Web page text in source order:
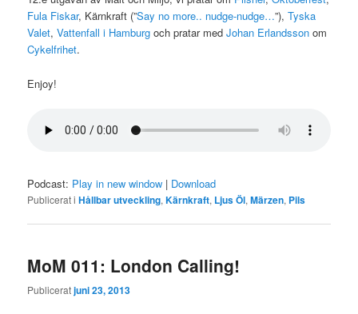
Fula Fiskar, Kärnkraft (”Say no more.. nudge-nudge…”),Tyska
Valet,Vattenfall i Hamburg och pratar medJohan Erlandsson om
Cykelfrihet.
Enjoy!
Podcast: Play in new window | Download
Publicerat i Hållbar utveckling,Kärnkraft, Ljus Öl,Märzen, Pils
MoM 011: London Calling!
Publiceratjuni 23, 2013